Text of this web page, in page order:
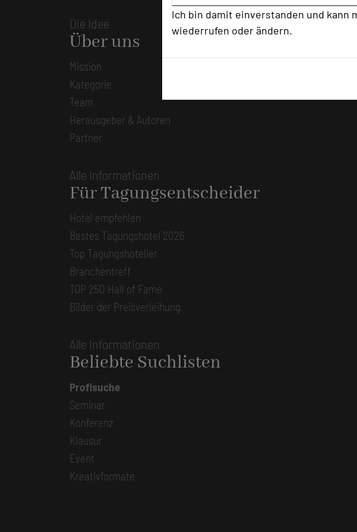
Ich bin damit einverstanden und
wiederrufen oder ändern.
Die Idee
Über uns
Mission
Kategorie
Team
Herausgeber & Autoren
Partner
Alle Informationen
Für Tagungsentscheider
Hotel empfehlen
Bestes Tagungshotel 2026
Top Tagungshotelier
Branchentreff
TOP 250 Hall of Fame
Bilder der Preisverleihung
Alle Informationen
Beliebte Suchlisten
Profisuche
Seminar
Konferenz
Klausur
Event
Kreativformate